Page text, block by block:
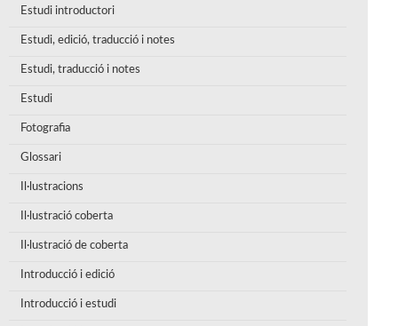
Estudi introductori
Estudi, edició, traducció i notes
Estudi, traducció i notes
Estudi
Fotografia
Glossari
Il·lustracions
Il·lustració coberta
Il·lustració de coberta
Introducció i edició
Introducció i estudi